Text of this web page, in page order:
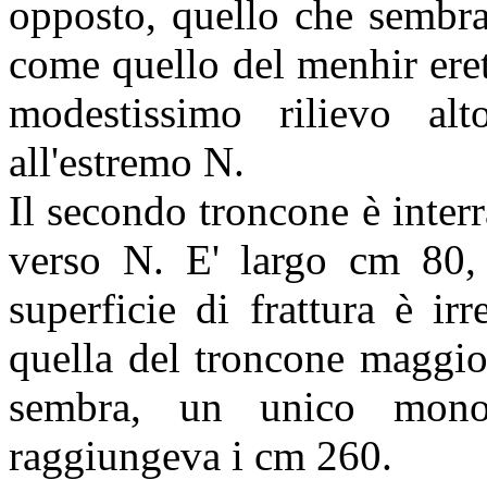
opposto, quello che
come quello del menhir
modestissimo rilievo
all'estremo N.
Il secondo troncone è
verso N. E' largo cm
superficie di frattura è
quella del troncone
sembra, un unico
raggiungeva i cm 260.